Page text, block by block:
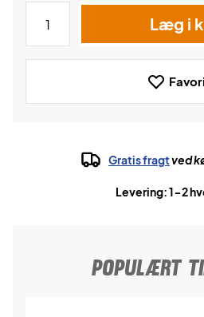
Læg i
Gratis fragtved
Levering: 1-2
POPULÆRT